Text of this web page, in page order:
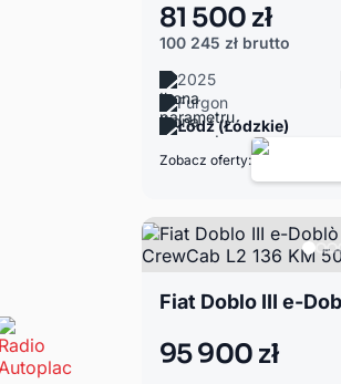
81 500 zł
100 245 zł brutto
2025
Furgon
Łódź (Łódzkie)
Zobacz oferty:
95 900 zł